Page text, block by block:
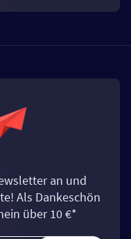
an und
Als Dankeschön
über 10 €*